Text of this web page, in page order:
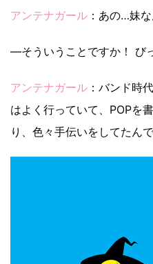
アンテナガール ：あの…妹な
―そういうことですか！ び
アンテナガール ：バンド時
はよく行っていて、POPを
り、色々手伝いをしてたんで